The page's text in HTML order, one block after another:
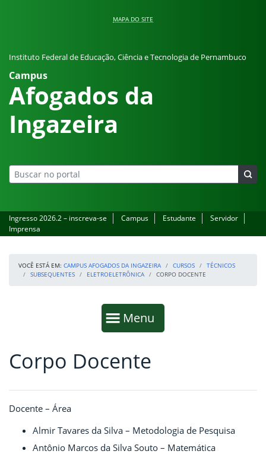
MAPA DO SITE
Instituto Federal de Educação, Ciência e Tecnologia de Pernambuco
Campus
Afogados da
Ingazeira
Ingresso 2026.2 – inscreva-se Campus Estudante
Servidor
Imprensa
VOCÊ ESTÁ EM: CAMPUS AFOGADOS DA INGAZEIRA CURSOS
TÉCNICOS
SUBSEQUENTES
ELETROELETRÔNICA CORPO DOCENTE
Mostrar
Menu
Fim da navegação
Início do conteúdo
Corpo Docente
Docente – Área
Almir Tavares da Silva – Metodologia de Pesquisa
Antônio Marcos da Silva Souto – Matemática